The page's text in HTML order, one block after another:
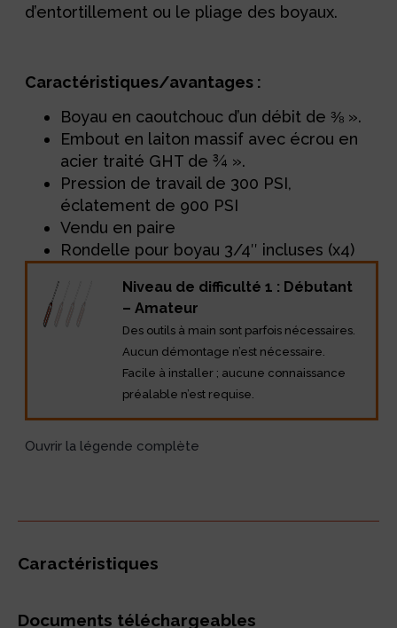
d’entortillement ou le pliage des boyaux.
Caractéristiques/avantages :
Boyau en caoutchouc d’un débit de ⅜ ».
Embout en laiton massif avec écrou en
acier traité GHT de ¾ ».
Pression de travail de 300 PSI,
éclatement de 900 PSI
Vendu en paire
Rondelle pour boyau 3/4″ incluses (x4)
Niveau de difficulté 1 : Débutant
– Amateur
Des outils à main sont parfois nécessaires.
Aucun démontage n’est nécessaire.
Facile à installer ; aucune connaissance
préalable n’est requise.
Ouvrir la légende complète
Caractéristiques
Documents téléchargeables